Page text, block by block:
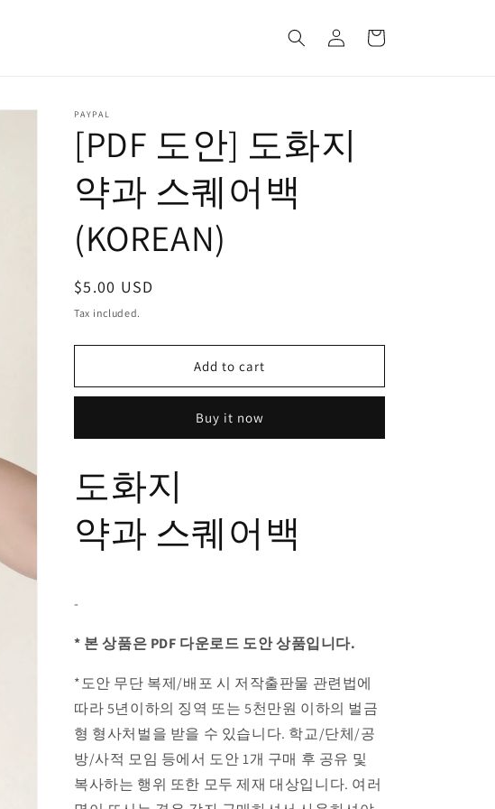
Log
in
Cart
PAYPAL
[PDF 도안] 도화지
약과 스퀘어백
(KOREAN)
Regular
price
$5.00 USD
Tax included.
Add to cart
Buy it now
도화지
약과 스퀘어백
-
* 본 상품은 PDF 다운로드 도안 상품입니다.
*도안 무단 복제/배포 시 저작출판물 관련법에
따라 5년이하의 징역 또는 5천만원 이하의 벌금
형 형사처벌을 받을 수 있습니다. 학교/단체/공
방/사적 모임 등에서 도안 1개 구매 후 공유 및
복사하는 행위 또한 모두 제재 대상입니다. 여러